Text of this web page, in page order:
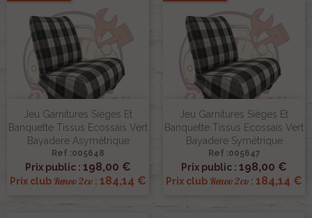
Jeu Garnitures Sièges Et
Banquette Tissus Ecossais Vert
Bayadere Asymétrique
Ref :005648
Prix public : 198,00 €
Prix club Renov 2cv : 184,14 €
Jeu Garnitures Sièges Et
Banquette Tissus Ecossais Vert
Bayadere Symétrique
Ref :005647
Prix public : 198,00 €
Prix club Renov 2cv : 184,14 €